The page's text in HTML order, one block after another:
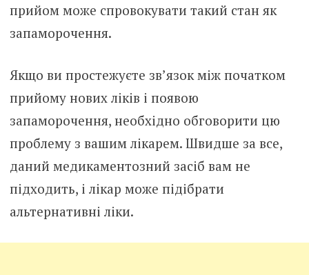
прийом може спровокувати такий стан як
запаморочення.
Якщо ви простежуєте зв’язок між початком
прийому нових ліків і появою
запаморочення, необхідно обговорити цю
проблему з вашим лікарем. Швидше за все,
даний медикаментозний засіб вам не
підходить, і лікар може підібрати
альтернативні ліки.